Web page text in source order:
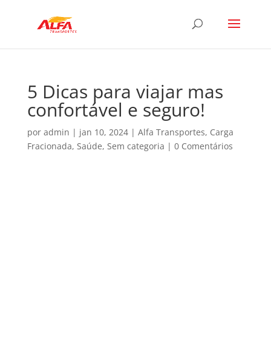
5 Dicas para viajar mas
confortável e seguro!
por admin | jan 10, 2024| Alfa Transportes, Carga
Fracionada, Saúde, Sem categoria | 0 Comentários